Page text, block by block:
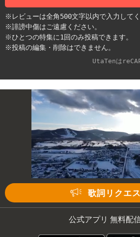
※レビューは全角500文字以内で入力してく
※誹謗中傷はご遠慮ください。
※ひとつの特集に1回のみ投稿できます。
※投稿の編集・削除はできません。
UtaTenは
歌詞リクエ
公式アプリ 無料配